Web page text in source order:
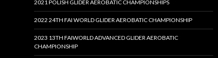
2021 POLISH GLIDER AEROBATIC CHAMPIONSHIPS
2022 24TH FAI WORLD GLIDER AEROBATIC CHAMPIONSHIP
2023 13TH FAIWORLD ADVANCED GLIDER AEROBATIC
CHAMPIONSHIP